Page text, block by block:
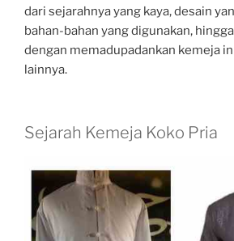
dari sejarahnya yang kaya, desain
bahan-bahan yang digunakan,
dengan memadupadankan kemeja
lainnya.
Sejarah Kemeja Koko Pria